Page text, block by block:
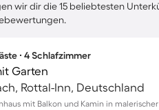
wir dir die 15 beliebtesten
∙ 4 Schlafzimmer
Garten
Rottal-Inn, Deutschland
mit Balkon und Kamin in